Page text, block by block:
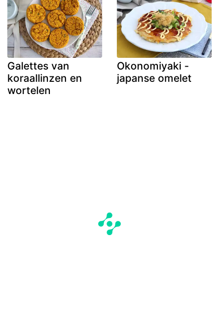
Galettes van
koraallinzen en
wortelen
Okonomiyaki -
japanse omelet